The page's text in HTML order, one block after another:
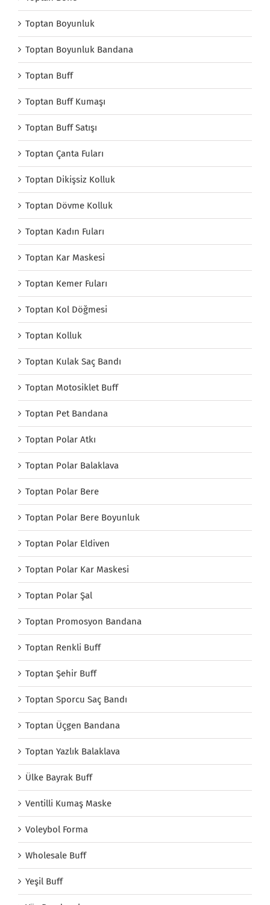
Toptan Boyunluk
Toptan Boyunluk Bandana
Toptan Buff
Toptan Buff Kumaşı
Toptan Buff Satışı
Toptan Çanta Fuları
Toptan Dikişsiz Kolluk
Toptan Dövme Kolluk
Toptan Kadın Fuları
Toptan Kar Maskesi
Toptan Kemer Fuları
Toptan Kol Döğmesi
Toptan Kolluk
Toptan Kulak Saç Bandı
Toptan Motosiklet Buff
Toptan Pet Bandana
Toptan Polar Atkı
Toptan Polar Balaklava
Toptan Polar Bere
Toptan Polar Bere Boyunluk
Toptan Polar Eldiven
Toptan Polar Kar Maskesi
Toptan Polar Şal
Toptan Promosyon Bandana
Toptan Renkli Buff
Toptan Şehir Buff
Toptan Sporcu Saç Bandı
Toptan Üçgen Bandana
Toptan Yazlık Balaklava
Ülke Bayrak Buff
Ventilli Kumaş Maske
Voleybol Forma
Wholesale Buff
Yeşil Buff